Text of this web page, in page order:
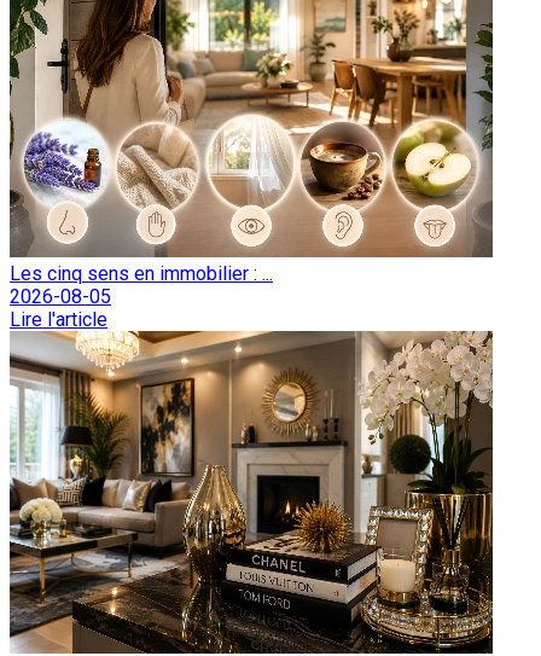
Les cinq sens en immobilier : ...
2026-08-05
Lire l'article